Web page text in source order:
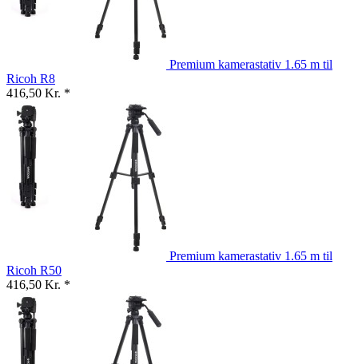
Premium kamerastativ 1.65 m til
Ricoh R8
416,50 Kr. *
Premium kamerastativ 1.65 m til
Ricoh R50
416,50 Kr. *